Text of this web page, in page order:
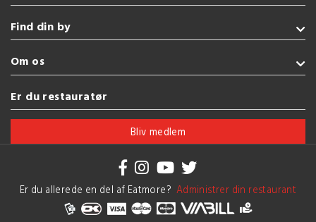
Takeaway
Amerikansk
Sushi
Pizza
Se flere køkkener
Find din by
Sønderborg
Kolding
Esbjerg
Vejle
Om os
Handelsbetingelser
Brug af cookies
Er du restauratør
Bliv medlem
Er du allerede en del af Eatmore? Administrer din restaurant